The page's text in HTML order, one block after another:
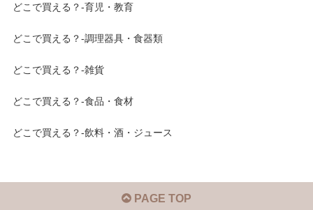
どこで買える？-育児・教育
どこで買える？-調理器具・食器類
どこで買える？-雑貨
どこで買える？-食品・食材
どこで買える？-飲料・酒・ジュース
PAGE TOP